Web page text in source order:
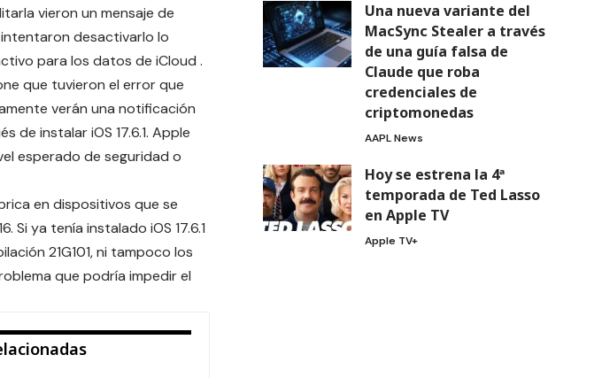
vieron un mensaje de
desactivarlo lo
para los datos de iCloud .
que tuvieron el error que
verán una notificación
de instalar iOS 17.6.1. Apple
esperado de seguridad o
en dispositivos que se
Si ya tenía instalado iOS 17.6.1
21G101, ni tampoco los
que podría impedir el
Una nueva variante del
MacSync Stealer a través
de una guía falsa de
Claude que roba
credenciales de
criptomonedas
AAPL News
Hoy se estrena la 4ª
temporada de Ted Lasso
en Apple TV
Apple TV+